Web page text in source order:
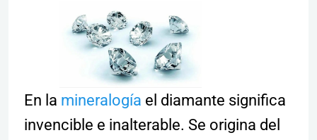
En la mineralogía el diamante significa
invencible e inalterable. Se origina del